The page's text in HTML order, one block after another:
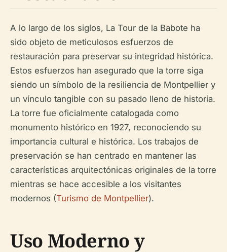
A lo largo de los siglos, La Tour de la Babote ha
sido objeto de meticulosos esfuerzos de
restauración para preservar su integridad histórica.
Estos esfuerzos han asegurado que la torre siga
siendo un símbolo de la resiliencia de Montpellier y
un vínculo tangible con su pasado lleno de historia.
La torre fue oficialmente catalogada como
monumento histórico en 1927, reconociendo su
importancia cultural e histórica. Los trabajos de
preservación se han centrado en mantener las
características arquitectónicas originales de la torre
mientras se hace accesible a los visitantes
modernos (Turismo de Montpellier).
Uso Moderno y